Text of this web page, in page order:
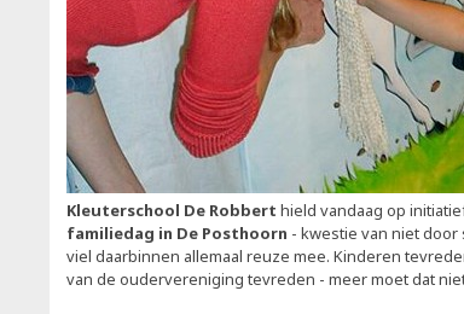
Kleuterschool De Robbert hield vandaag op
familiedag in De Posthoorn - kwestie van niet
viel daarbinnen allemaal reuze mee. Kinderen
van de oudervereniging tevreden - meer moet dat